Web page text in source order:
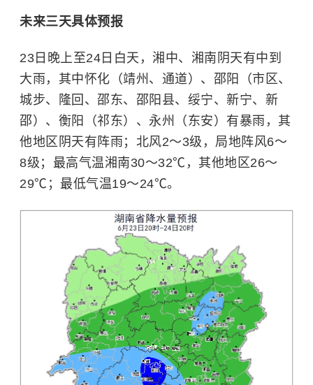
未来三天具体预报
23日晚上至24日白天，湘中、湘南阴天有中到
大雨，其中怀化（靖州、通道）、邵阳（市区、
城步、隆回、邵东、邵阳县、绥宁、新宁、新
邵）、衡阳（祁东）、永州（东安）有暴雨，其
他地区阴天有阵雨；北风2～3级，局地阵风6～
8级；最高气温湘南30～32℃，其他地区26～
29℃；最低气温19～24℃。